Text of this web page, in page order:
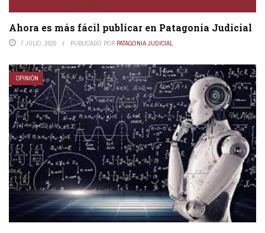
Ahora es más fácil publicar en Patagonia Judicial
7 JULIO, 2020 PUBLICADO POR PATAGONIA JUDICIAL
OPINIÓN